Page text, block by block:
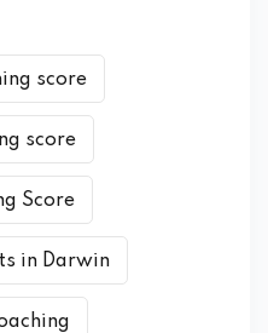
score
score
Score
in Darwin